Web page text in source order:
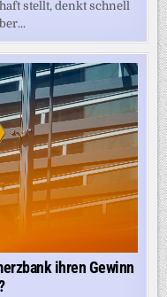
stellt, denkt schnell
ihren Gewinn